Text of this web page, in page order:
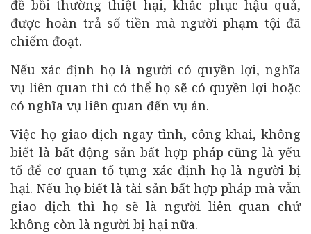
đề bồi thường thiệt hại, khắc phục hậu quả,
được hoàn trả số tiền mà người phạm tội đã
chiếm đoạt.
Nếu xác định họ là người có quyền lợi, nghĩa
vụ liên quan thì có thể họ sẽ có quyền lợi hoặc
có nghĩa vụ liên quan đến vụ án.
Việc họ giao dịch ngay tình, công khai, không
biết là bất động sản bất hợp pháp cũng là yếu
tố để cơ quan tố tụng xác định họ là người bị
hại. Nếu họ biết là tài sản bất hợp pháp mà vẫn
giao dịch thì họ sẽ là người liên quan chứ
không còn là người bị hại nữa.